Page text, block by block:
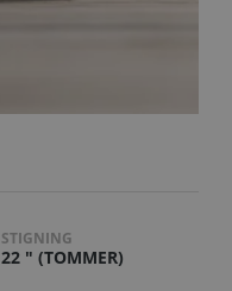
STIGNING
22 " (TOMMER)